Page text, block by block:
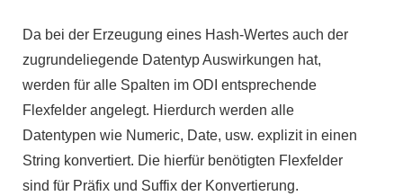
Da bei der Erzeugung eines Hash-Wertes auch der
zugrundeliegende Datentyp Auswirkungen hat,
werden für alle Spalten im ODI entsprechende
Flexfelder angelegt. Hierdurch werden alle
Datentypen wie Numeric, Date, usw. explizit in einen
String konvertiert. Die hierfür benötigten Flexfelder
sind für Präfix und Suffix der Konvertierung.